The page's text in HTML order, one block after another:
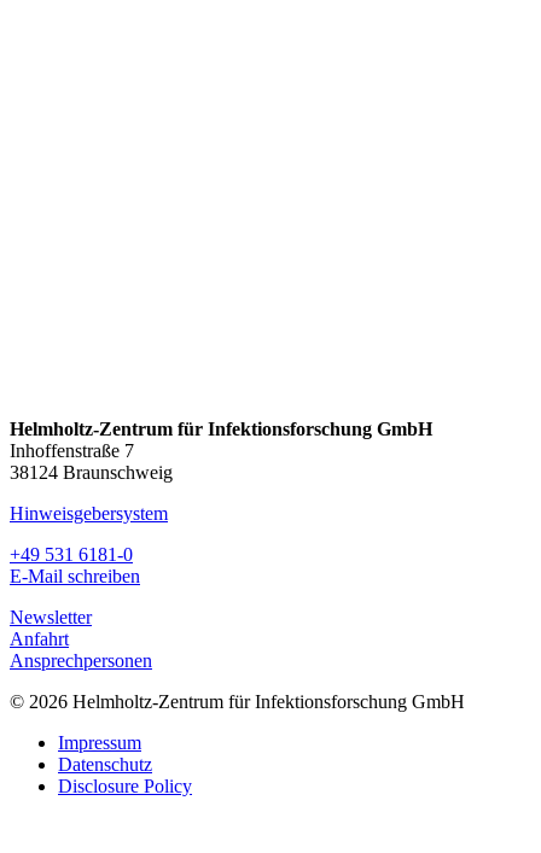
Helmholtz-Zentrum für Infektionsforschung GmbH
Inhoffenstraße 7
38124 Braunschweig
Hinweisgebersystem
+49 531 6181-0
E-Mail schreiben
Newsletter
Anfahrt
Ansprechpersonen
© 2026 Helmholtz-Zentrum für Infektionsforschung GmbH
Impressum
Datenschutz
Disclosure Policy